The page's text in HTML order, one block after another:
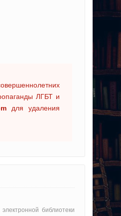
ЛГБТ и
для удаления
библиотеки